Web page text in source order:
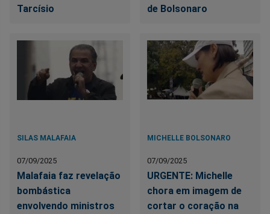
Tarcísio
de Bolsonaro
SILAS MALAFAIA
07/09/2025
Malafaia faz revelação
bombástica
envolvendo ministros
MICHELLE BOLSONARO
07/09/2025
URGENTE: Michelle
chora em imagem de
cortar o coração na